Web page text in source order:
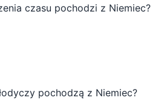
czasu pochodzi z Niemiec?
pochodzą z Niemiec?